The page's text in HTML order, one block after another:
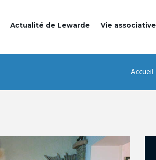
Actualité de Lewarde Vie associative
Accueil